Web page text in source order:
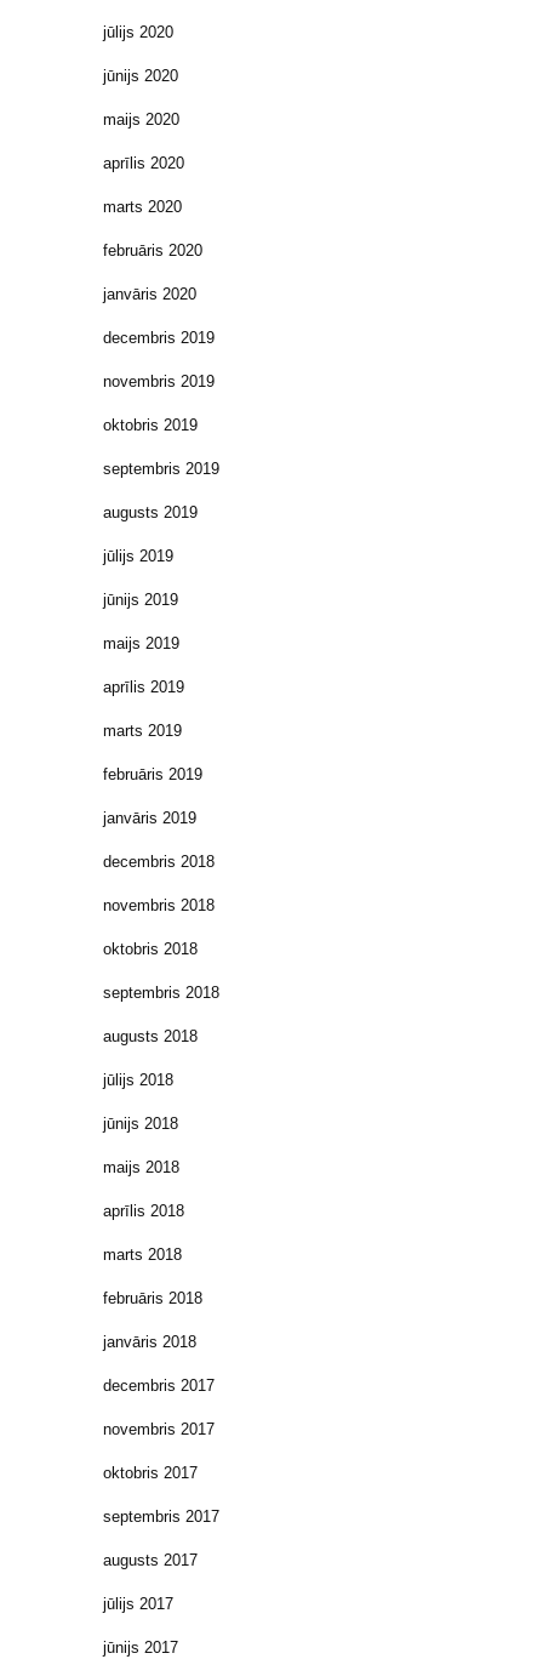
jūlijs 2020
jūnijs 2020
maijs 2020
aprīlis 2020
marts 2020
februāris 2020
janvāris 2020
decembris 2019
novembris 2019
oktobris 2019
septembris 2019
augusts 2019
jūlijs 2019
jūnijs 2019
maijs 2019
aprīlis 2019
marts 2019
februāris 2019
janvāris 2019
decembris 2018
novembris 2018
oktobris 2018
septembris 2018
augusts 2018
jūlijs 2018
jūnijs 2018
maijs 2018
aprīlis 2018
marts 2018
februāris 2018
janvāris 2018
decembris 2017
novembris 2017
oktobris 2017
septembris 2017
augusts 2017
jūlijs 2017
jūnijs 2017